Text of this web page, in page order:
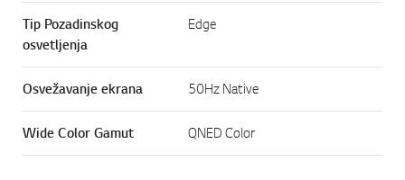
Tip Pozadinskog
osvetljenja
Edge
Osvežavanje ekrana 50Hz Native
Wide Color Gamut QNED Color